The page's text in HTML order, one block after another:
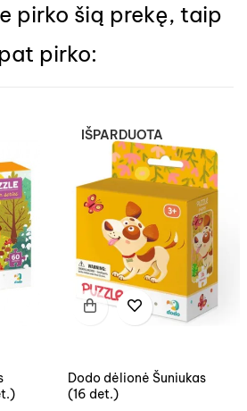
pirko šią prekę, taip
pat pirko:
IŠPARDUOTA
Dodo dėlionė Šuniukas
(16 det.)